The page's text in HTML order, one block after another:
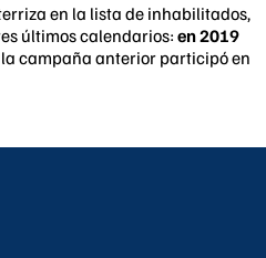
en la lista de inhabilitados,
últimos calendarios: en 2019
campaña anterior participó en